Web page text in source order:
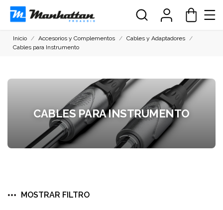
Inicio Accesorios y Complementos
Cables y Adaptadores
Cables para Instrumento
CABLES PARA INSTRUMENTO
MOSTRAR FILTRO